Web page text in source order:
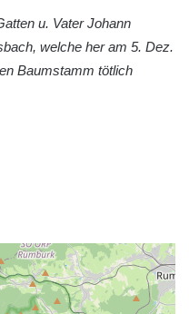
u. Vater Johann
welche her am 5. Dez.
Baumstamm tötlich